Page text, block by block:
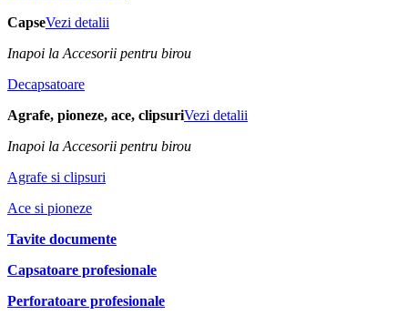
CapseVezi detalii
Inapoi la Accesorii pentru birou
Decapsatoare
Agrafe, pioneze, ace, clipsuriVezi detalii
Inapoi la Accesorii pentru birou
Agrafe si clipsuri
Ace si pioneze
Tavite documente
Capsatoare profesionale
Perforatoare profesionale